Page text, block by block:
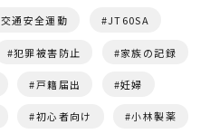
通安全運動 JT60SA
犯罪被害防止 家族の記録
戸籍届出 妊婦
初心者向け 小林製薬